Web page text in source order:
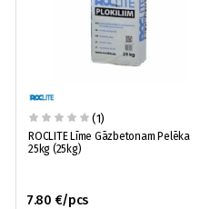
(1)
ROCLITE Līme Gāzbetonam Pelēka
25kg (25kg)
7.80 €/pcs